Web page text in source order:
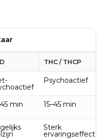
THC / THCP
Psychoactief
min 15–45 min
Sterk
ervaringseffect